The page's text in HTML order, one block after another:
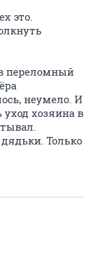
это.
переломный
неумело. И
хозяина в
Только